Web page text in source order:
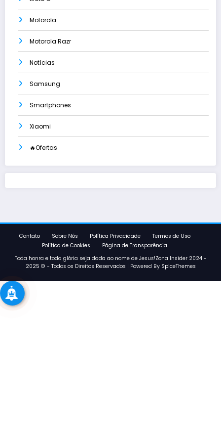
Motorola
Motorola Razr
Notícias
Samsung
Smartphones
Xiaomi
🔥Ofertas
Contato Sobre Nós Política Privacidade
Termos de Uso
Política de Cookies
Página de Transparência
Toda honra e toda glória seja dada ao nome de Jesus!Zona Insider 2024 -
2025 © - Todos os Direitos Reservados | Powered By SpiceThemes